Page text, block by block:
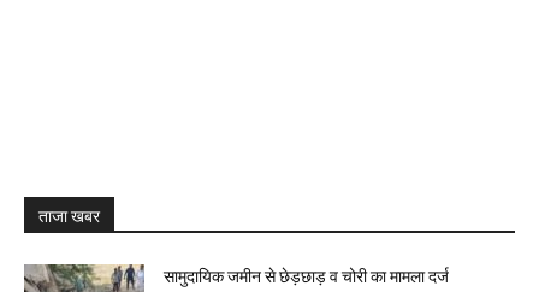
ताजा खबर
सामुदायिक जमीन से छेड़छाड़ व चोरी का मामला दर्ज